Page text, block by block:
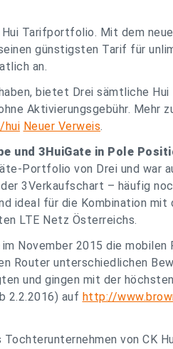
Tarifportfolio. Mit dem
günstigsten Tarif für
an.
bietet Drei sämtliche
Aktivierungsgebühr. Mehr
hui Neuer Verweis.
und 3HuiGate in Pole
Portfolio von Drei und war
3Verkaufschart – häufig
ideal für die Kombination mit
LTE Netz Österreichs.
November 2015 die mobilen
Router unterschiedlichen
und gingen mit der
2.2.2016) auf http://
von CK